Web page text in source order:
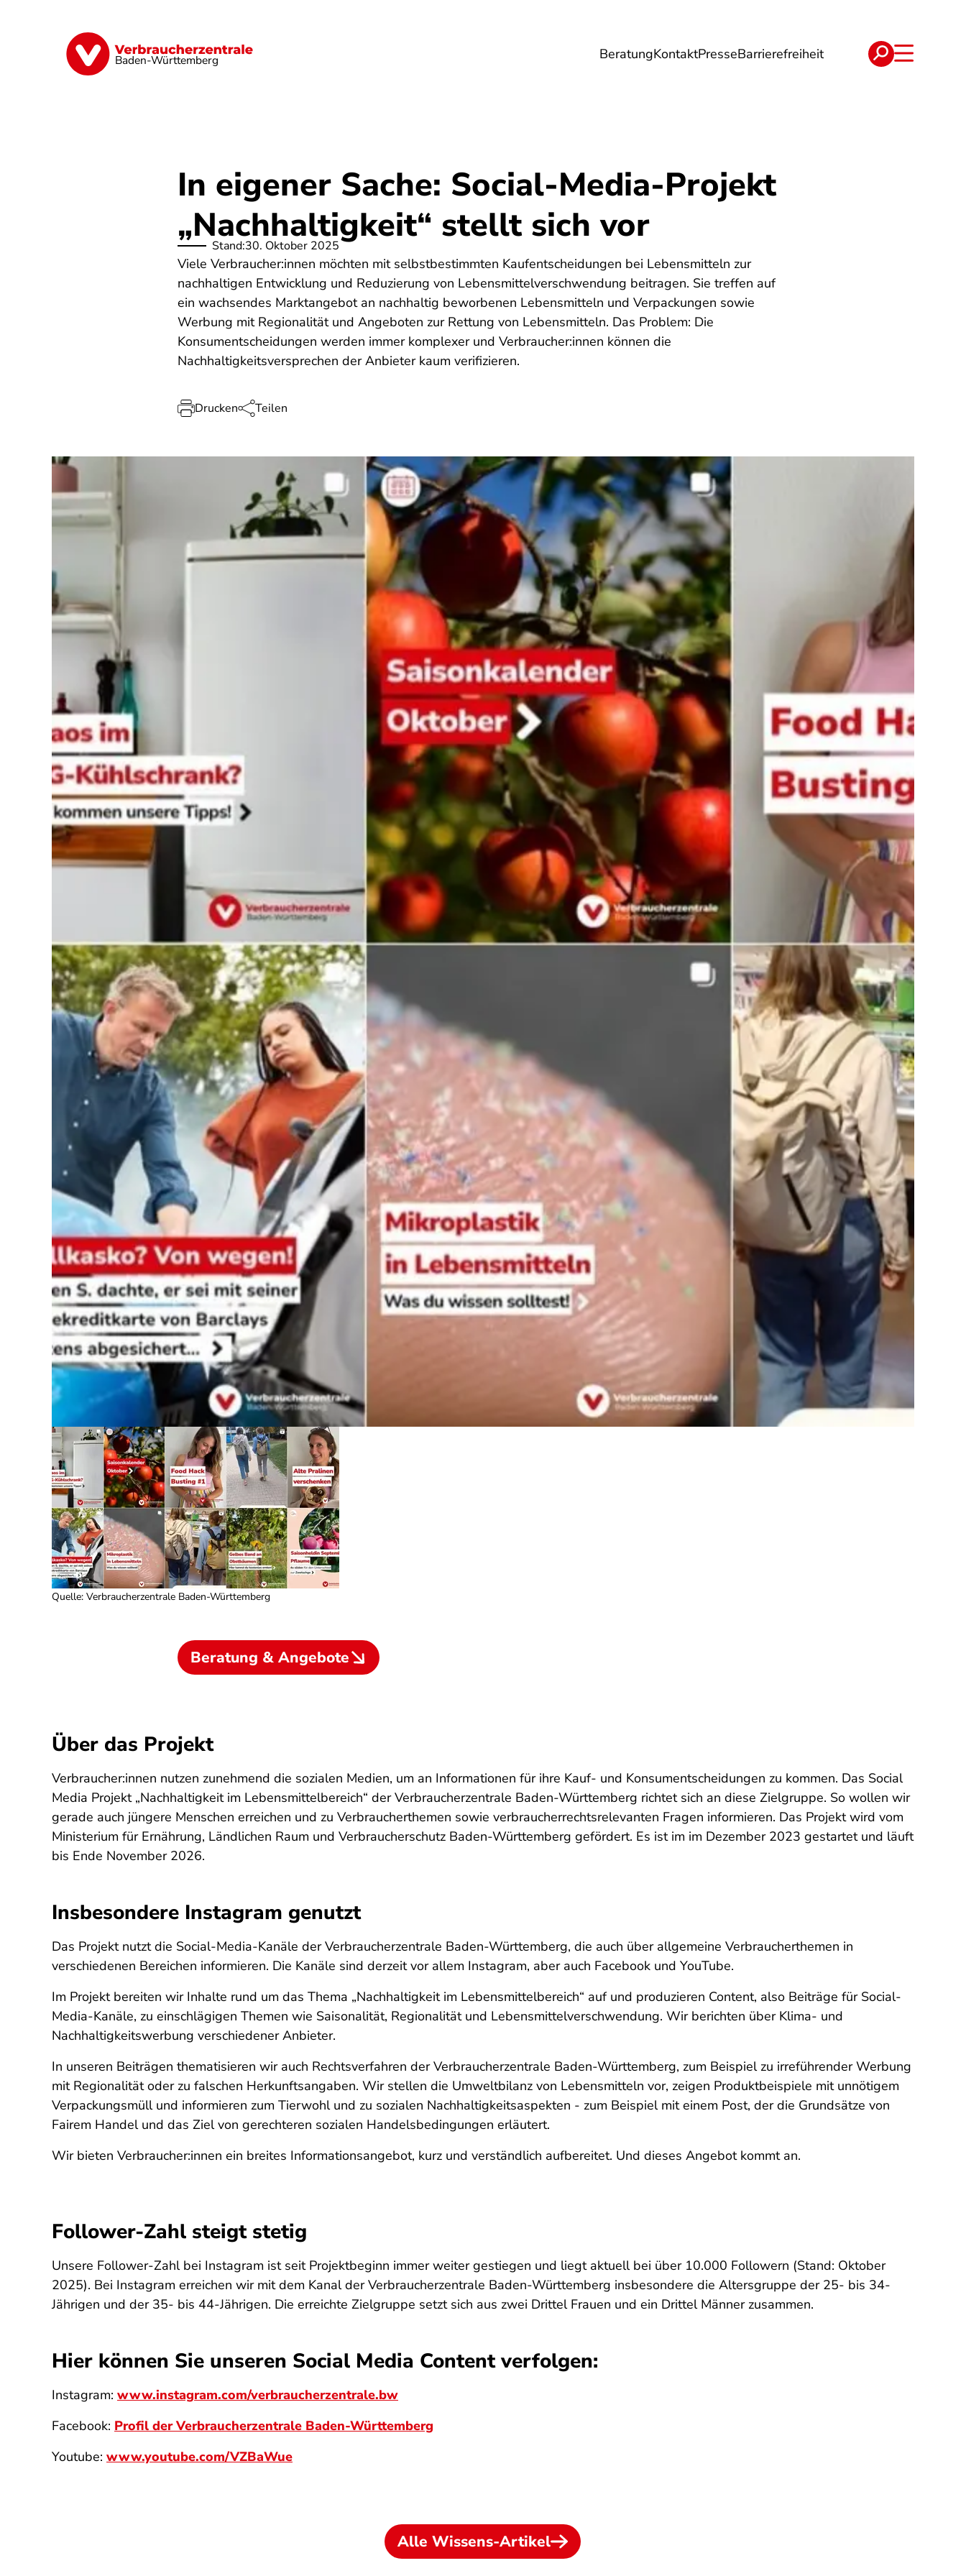
Baden-Württemberg BeratungKontaktPresseBarrierefreiheit
Geld & Versicherungen Digitales Energie Reise Verträge
In eigener Sache: Social-Media-Projekt
„Nachhaltigkeit“ stellt sich vor
Stand:30. Oktober 2025
Viele Verbraucher:innen möchten mit selbstbestimmten Kaufentscheidungen bei Lebensmitteln zur
nachhaltigen Entwicklung und Reduzierung von Lebensmittelverschwendung beitragen. Sie treffen auf
ein wachsendes Marktangebot an nachhaltig beworbenen Lebensmitteln und Verpackungen sowie
Werbung mit Regionalität und Angeboten zur Rettung von Lebensmitteln. Das Problem: Die
Konsumentscheidungen werden immer komplexer und Verbraucher:innen können die
Nachhaltigkeitsversprechen der Anbieter kaum verifizieren.
Drucken Teilen
Quelle: Verbraucherzentrale Baden-Württemberg
Beratung & Angebote
Über das Projekt
Verbraucher:innen nutzen zunehmend die sozialen Medien, um an Informationen für ihre Kauf- und Konsumentscheidungen zu kommen. Das Social
Media Projekt „Nachhaltigkeit im Lebensmittelbereich“ der Verbraucherzentrale Baden-Württemberg richtet sich an diese Zielgruppe. So wollen wir
gerade auch jüngere Menschen erreichen und zu Verbraucherthemen sowie verbraucherrechtsrelevanten Fragen informieren. Das Projekt wird vom
Ministerium für Ernährung, Ländlichen Raum und Verbraucherschutz Baden-Württemberg gefördert. Es ist im im Dezember 2023 gestartet und läuft
bis Ende November 2026.
Insbesondere Instagram genutzt
Das Projekt nutzt die Social-Media-Kanäle der Verbraucherzentrale Baden-Württemberg, die auch über allgemeine Verbraucherthemen in
verschiedenen Bereichen informieren. Die Kanäle sind derzeit vor allem Instagram, aber auch Facebook und YouTube.
Im Projekt bereiten wir Inhalte rund um das Thema „Nachhaltigkeit im Lebensmittelbereich“ auf und produzieren Content, also Beiträge für Social-
Media-Kanäle, zu einschlägigen Themen wie Saisonalität, Regionalität und Lebensmittelverschwendung. Wir berichten über Klima- und
Nachhaltigkeitswerbung verschiedener Anbieter.
In unseren Beiträgen thematisieren wir auch Rechtsverfahren der Verbraucherzentrale Baden-Württemberg, zum Beispiel zu irreführender Werbung
mit Regionalität oder zu falschen Herkunftsangaben. Wir stellen die Umweltbilanz von Lebensmitteln vor, zeigen Produktbeispiele mit unnötigem
Verpackungsmüll und informieren zum Tierwohl und zu sozialen Nachhaltigkeitsaspekten - zum Beispiel mit einem Post, der die Grundsätze von
Fairem Handel und das Ziel von gerechteren sozialen Handelsbedingungen erläutert.
Wir bieten Verbraucher:innen ein breites Informationsangebot, kurz und verständlich aufbereitet. Und dieses Angebot kommt an.
Follower-Zahl steigt stetig
Unsere Follower-Zahl bei Instagram ist seit Projektbeginn immer weiter gestiegen und liegt aktuell bei über 10.000 Followern (Stand: Oktober
2025). Bei Instagram erreichen wir mit dem Kanal der Verbraucherzentrale Baden-Württemberg insbesondere die Altersgruppe der 25- bis 34-
Jährigen und der 35- bis 44-Jährigen. Die erreichte Zielgruppe setzt sich aus zwei Drittel Frauen und ein Drittel Männer zusammen.
Hier können Sie unseren Social Media Content verfolgen:
Instagram: www.instagram.com/verbraucherzentrale.bw
Facebook: Profil der Verbraucherzentrale Baden-Württemberg
Youtube: www.youtube.com/VZBaWue
Alle Wissens-Artikel